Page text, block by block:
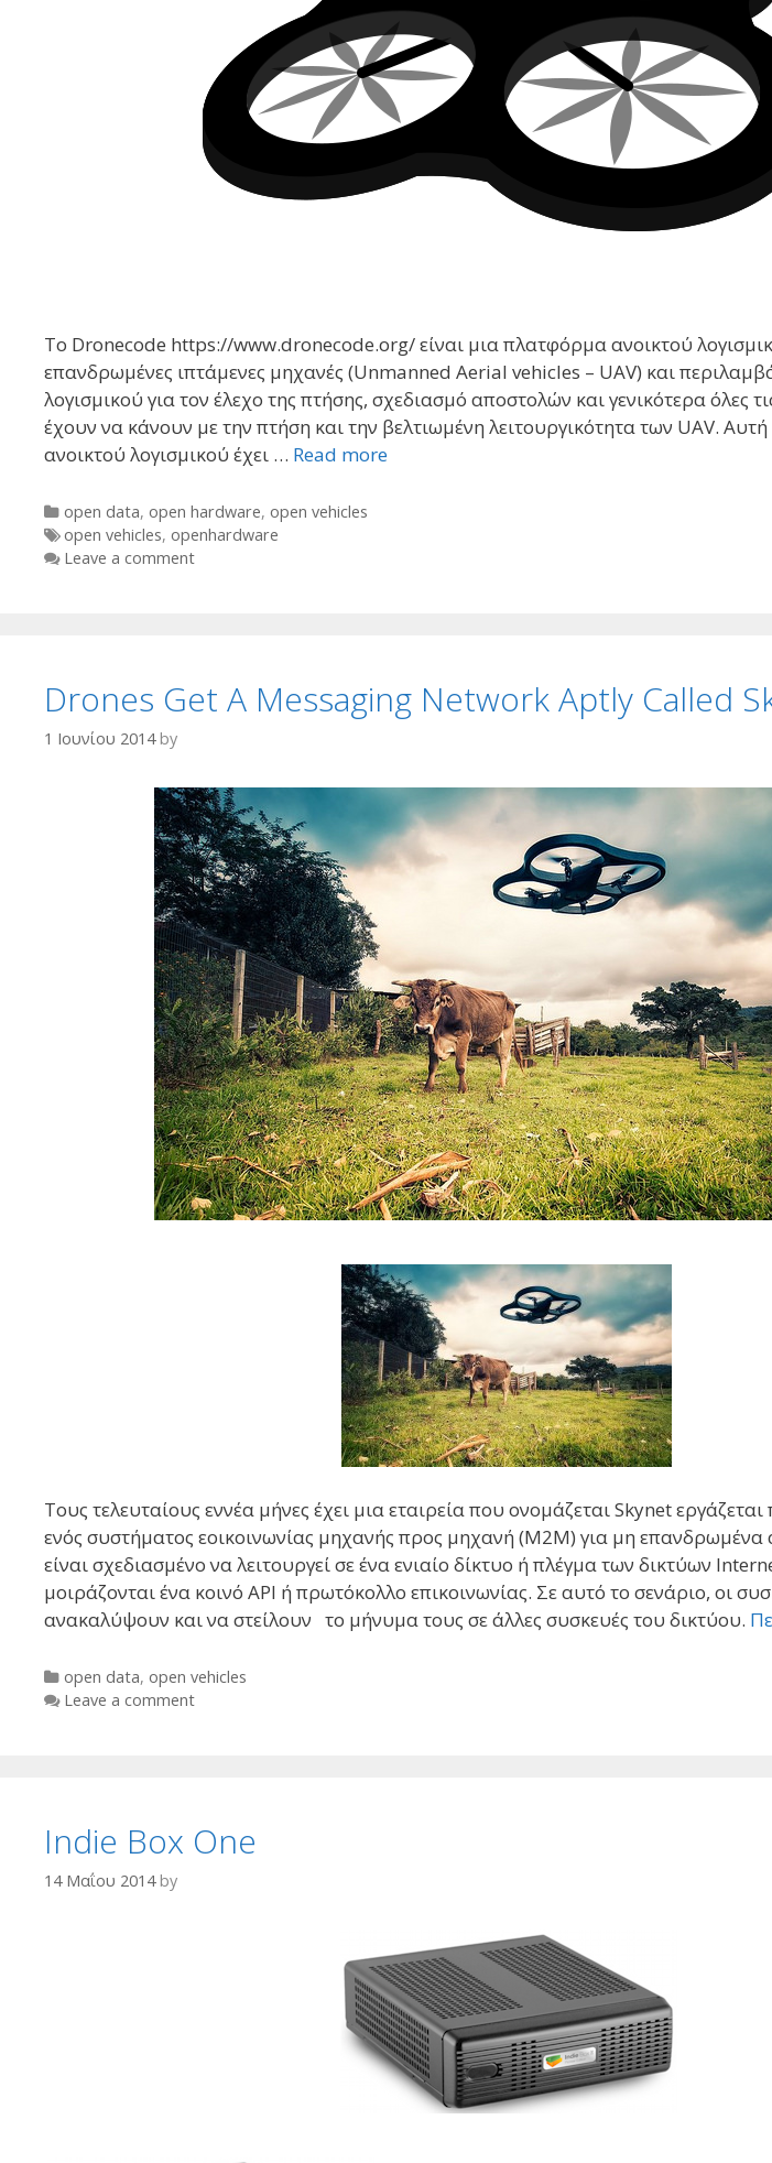
Το Dronecode https://www.dronecode.org/ είναι μια πλατφόρμα ανοικτού
επανδρωμένες ιπτάμενες μηχανές (Unmanned Aerial vehicles – UAV) και
λογισμικού για τον έλεχο της πτήσης, σχεδιασμό αποστολών και γενικότερα όλες
έχουν να κάνουν με την πτήση και την βελτιωμένη λειτουργικότητα των UAV.
ανοικτού λογισμικού έχει … Read more
Categories
open data, open hardware, open vehicles
Tags
open vehicles, openhardware
Leave a comment
Drones Get A Messaging Network Aptly Called
1 Ιουνίου 2014 by
Τους τελευταίους εννέα μήνες έχει μια εταιρεία που ονομάζεται Skynet
ενός συστήματος εοικοινωνίας μηχανής προς μηχανή (M2M) για μη
είναι σχεδιασμένο να λειτουργεί σε ένα ενιαίο δίκτυο ή πλέγμα των δικτύων
μοιράζονται ένα κοινό API ή πρωτόκολλο επικοινωνίας. Σε αυτό το σενάριο, οι
ανακαλύψουν και να στείλουν το μήνυμα τους σε άλλες συσκευές του δικτύου.
Categories
open data, open vehicles
Leave a comment
Ιndie Box One
14 Μαΐου 2014 by